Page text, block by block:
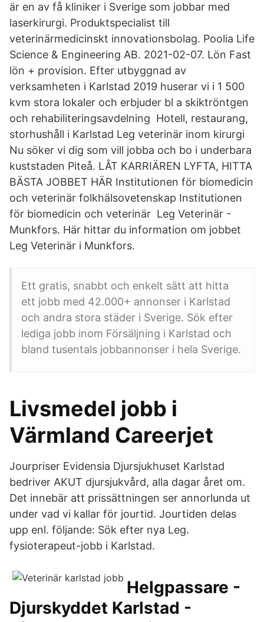
är en av få kliniker i Sverige som jobbar med
laserkirurgi. Produktspecialist till
veterinärmedicinskt innovationsbolag. Poolia Life
Science & Engineering AB. 2021-02-07. Lön Fast
lön + provision. Efter utbyggnad av
verksamheten i Karlstad 2019 huserar vi i 1 500
kvm stora lokaler och erbjuder bl a skiktröntgen
och rehabiliteringsavdelning Hotell, restaurang,
storhushåll i Karlstad Leg veterinär inom kirurgi
Nu söker vi dig som vill jobba och bo i underbara
kuststaden Piteå. LÅT KARRIÄREN LYFTA, HITTA
BÄSTA JOBBET HÄR Institutionen för biomedicin
och veterinär folkhälsovetenskap Institutionen
för biomedicin och veterinär Leg Veterinär -
Munkfors. Här hittar du information om jobbet
Leg Veterinär i Munkfors.
Ett gratis, snabbt och enkelt sätt att hitta
ett jobb med 42.000+ annonser i Karlstad
och andra stora städer i Sverige. Sök efter
lediga jobb inom Försäljning i Karlstad och
bland tusentals jobbannonser i hela Sverige.
Livsmedel jobb i
Värmland Careerjet
Jourpriser Evidensia Djursjukhuset Karlstad
bedriver AKUT djursjukvård, alla dagar året om.
Det innebär att prissättningen ser annorlunda ut
under vad vi kallar för jourtid. Jourtiden delas
upp enl. följande: Sök efter nya Leg.
fysioterapeut-jobb i Karlstad.
Helgpassare -
Djurskyddet Karlstad -